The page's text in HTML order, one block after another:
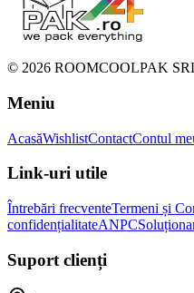
© 2026 ROOMCOOLPAK
Meniu
AcasăWishlistContactContul
Link-uri utile
Întrebări frecventeTermeni și
confidențialitateANPC
Suport clienți